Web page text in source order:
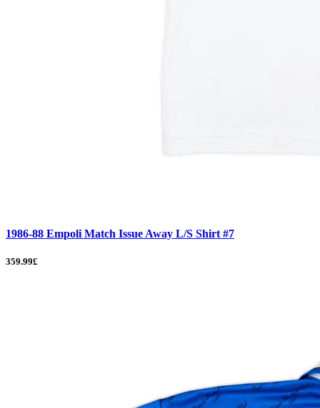
1986-88 Empoli Match Issue Away L/S Shirt #7
359.99£